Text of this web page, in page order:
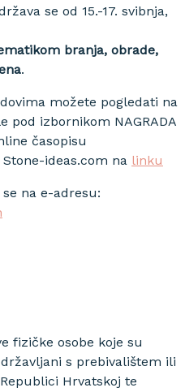
se od 15.-17. svibnja,
branja, obrade,
.
možete pogledati na
pod izbornikom NAGRADA
časopisu
ideas.com na linku
na e-adresu:
fizičke osobe koje su
s prebivalištem ili
Hrvatskoj te